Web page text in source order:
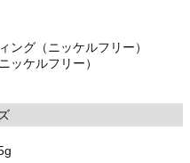
ング（ニッケルフリー）
ッケルフリー）